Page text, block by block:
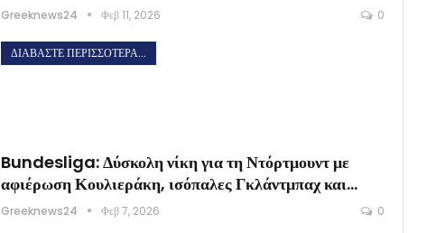
Greeknews24 Φεβ 11, 2026 0
ΔΙΑΒΆΣΤΕ ΠΕΡΙΣΣΌΤΕΡΑ...
Bundesliga: Δύσκολη νίκη για τη Ντόρτμουντ με
αφιέρωση Κουλιεράκη, ισόπαλες Γκλάντμπαχ και…
Greeknews24 Φεβ 7, 2026 0